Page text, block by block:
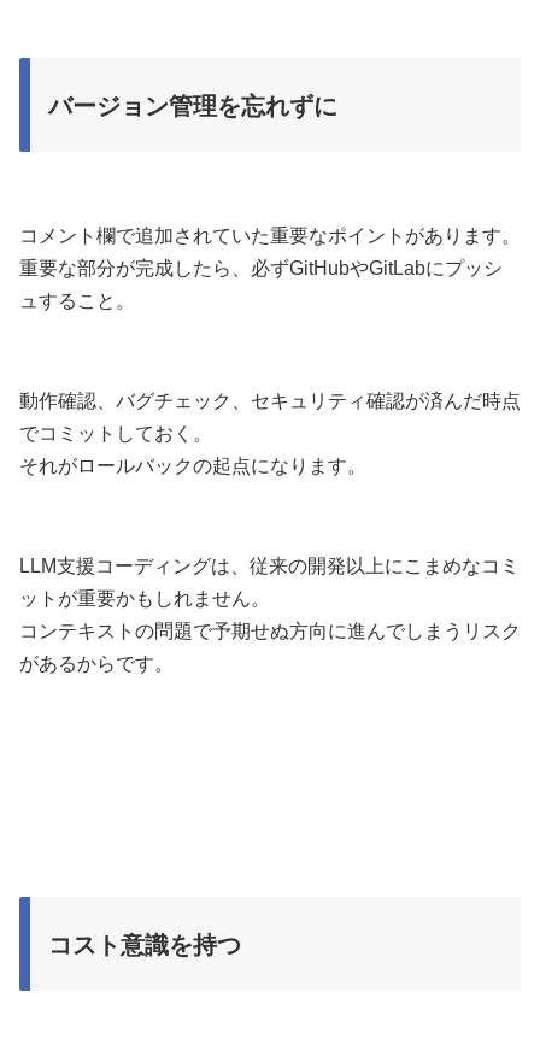
バージョン管理を忘れずに
コメント欄で追加されていた重要なポイントがあります。
重要な部分が完成したら、必ずGitHubやGitLabにプッシ
ュすること。
動作確認、バグチェック、セキュリティ確認が済んだ時点
でコミットしておく。
それがロールバックの起点になります。
LLM支援コーディングは、従来の開発以上にこまめなコミ
ットが重要かもしれません。
コンテキストの問題で予期せぬ方向に進んでしまうリスク
があるからです。
コスト意識を持つ